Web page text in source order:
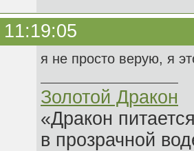
я не просто верую, я
Золотой Дракон
«Дракон
в прозрачной